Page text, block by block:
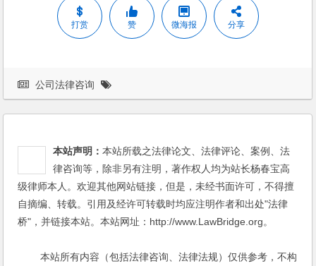
打赏 赞 微海报 分享
公司法律咨询
本站声明：本站所载之法律论文、法律评论、案例、法
律咨询等，除非另有注明，著作权人均为站长杨春宝高
级律师本人。欢迎其他网站链接，但是，未经书面许可，不得擅
自摘编、转载。引用及经许可转载时均应注明作者和出处"法律
桥"，并链接本站。本站网址：http://www.LawBridge.org。
本站所有内容（包括法律咨询、法律法规）仅供参考，不构